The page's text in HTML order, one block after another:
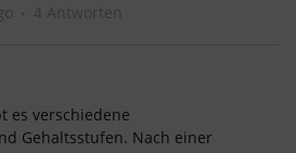
4 Antworten
es verschiedene
Gehaltsstufen. Nach einer